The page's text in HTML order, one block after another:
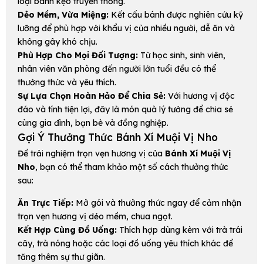
Dẻo Mềm, Vừa Miệng: Kết cấu bánh được nghiên cứu kỹ
lưỡng để phù hợp với khẩu vị của nhiều người, dễ ăn và
không gây khó chịu.
Phù Hợp Cho Mọi Đối Tượng: Từ học sinh, sinh viên,
nhân viên văn phòng đến người lớn tuổi đều có thể
thưởng thức và yêu thích.
Sự Lựa Chọn Hoàn Hảo Để Chia Sẻ: Với hương vị độc
đáo và tính tiện lợi, đây là món quà lý tưởng để chia sẻ
cùng gia đình, bạn bè và đồng nghiệp.
Gợi Ý Thưởng Thức Bánh Xí Muội Vị Nho
Để trải nghiệm trọn vẹn hương vị của Bánh Xí Muội Vị
Nho, bạn có thể tham khảo một số cách thưởng thức
sau:
Ăn Trực Tiếp: Mở gói và thưởng thức ngay để cảm nhận
trọn vẹn hương vị dẻo mềm, chua ngọt.
Kết Hợp Cùng Đồ Uống: Thích hợp dùng kèm với trà trái
cây, trà nóng hoặc các loại đồ uống yêu thích khác để
tăng thêm sự thư giãn.